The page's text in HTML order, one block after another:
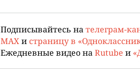
Подписывайтесь на телеграм-
MAX и страницу в
Ежедневные видео на Rutube и